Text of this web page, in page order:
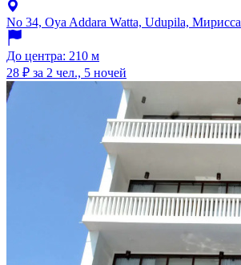
No 34, Oya Addara Watta, Udupila, Мирисса
До центра: 210 м
28 ₽ за 2 чел., 5 ночей